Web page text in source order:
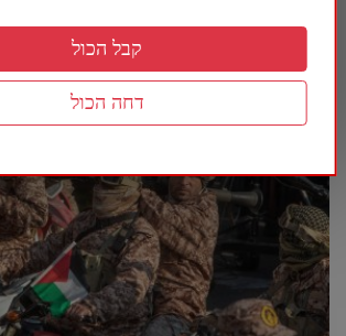
דחה הכול
קבל הכול